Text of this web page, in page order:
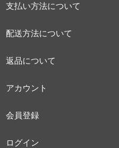
支払い方法について
配送方法について
返品について
アカウント
会員登録
ログイン